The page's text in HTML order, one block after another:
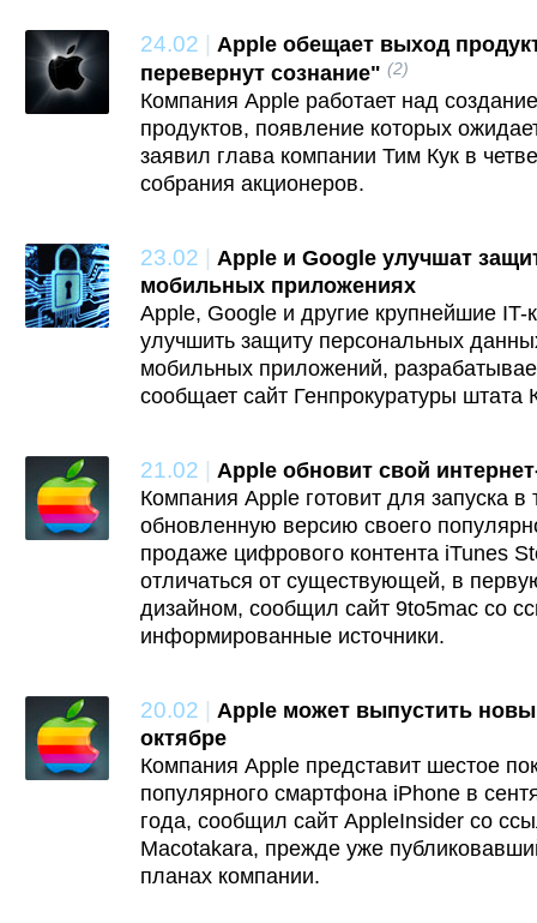
24.02 | Apple обещает выход
перевернут сознание" (2)
Компания Apple работает над
продуктов, появление которых
заявил глава компании Тим Кук в
собрания акционеров.
23.02 | Apple и Google улучшат
мобильных приложениях
Apple, Google и другие крупнейшие IT-
улучшить защиту персональных
мобильных приложений,
сообщает сайт Генпрокуратуры штата
21.02 | Apple обновит свой
Компания Apple готовит для запуска в
обновленную версию своего
продаже цифрового контента iTunes
отличаться от существующей, в
дизайном, сообщил сайт 9to5mac со
информированные источники.
20.02 | Apple может выпустить
октябре
Компания Apple представит шестое
популярного смартфона iPhone в
года, сообщил сайт AppleInsider со
Macotakara, прежде уже
планах компании.